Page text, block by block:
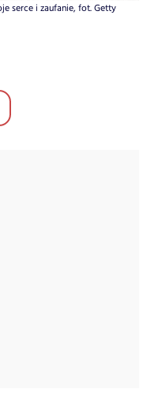
serce i zaufanie, fot. Getty